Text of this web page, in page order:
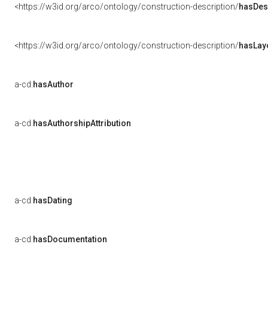
<https://w3id.org/arco/ontology/construction-description/
<https://w3id.org/arco/ontology/construction-description/
a-cd:hasAuthor
a-cd:hasAuthorshipAttribution
a-cd:hasDating
a-cd:hasDocumentation